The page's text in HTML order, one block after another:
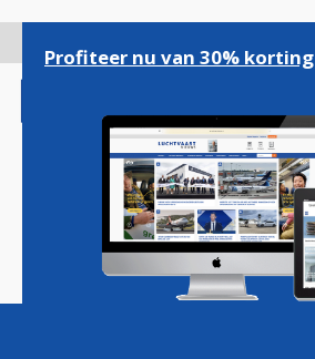
gaan
Magazine Podcasts
Profiteer nu van 30% korting